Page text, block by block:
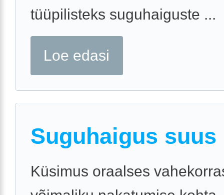
tüüpilisteks suguhaiguste ...
Loe edasi
Suguhaigus suus
Küsimus oraalses